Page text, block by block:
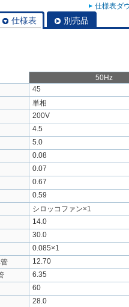
仕様表ダ
仕様表 別売品
50Hz
45
単相
200V
4.5
5.0
0.08
0.07
0.67
0.59
シロッコファン×1
14.0
30.0
0.085×1
12.70
6.35
60
28.0